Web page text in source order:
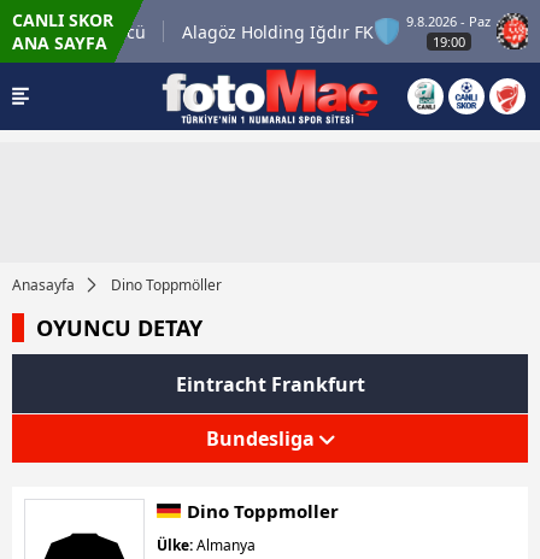
CANLI SKOR
ANA SAYFA
Keçiörengücü Alagöz Holding Iğdır FK
9.8.2026 - Paz
19:00
Anasayfa Dino Toppmöller
OYUNCU DETAY
Eintracht Frankfurt
Bundesliga
Dino Toppmoller
Ülke:Almanya